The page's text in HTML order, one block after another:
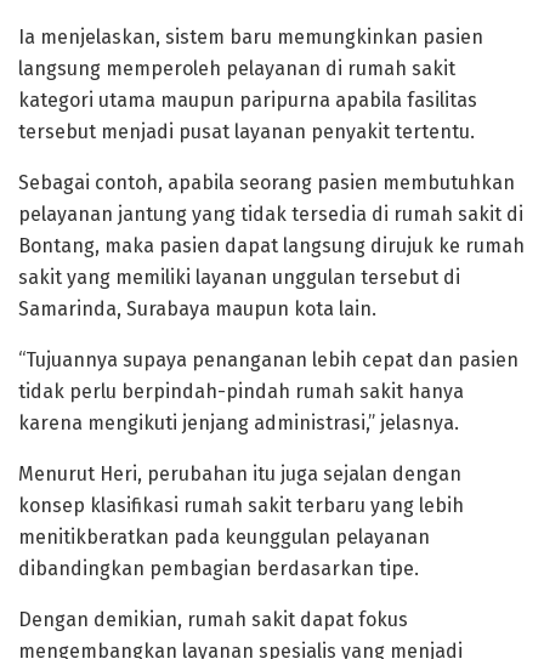
Ia menjelaskan, sistem baru memungkinkan pasien
langsung memperoleh pelayanan di rumah sakit
kategori utama maupun paripurna apabila fasilitas
tersebut menjadi pusat layanan penyakit tertentu.
Sebagai contoh, apabila seorang pasien membutuhkan
pelayanan jantung yang tidak tersedia di rumah sakit di
Bontang, maka pasien dapat langsung dirujuk ke rumah
sakit yang memiliki layanan unggulan tersebut di
Samarinda, Surabaya maupun kota lain.
“Tujuannya supaya penanganan lebih cepat dan pasien
tidak perlu berpindah-pindah rumah sakit hanya
karena mengikuti jenjang administrasi,” jelasnya.
Menurut Heri, perubahan itu juga sejalan dengan
konsep klasifikasi rumah sakit terbaru yang lebih
menitikberatkan pada keunggulan pelayanan
dibandingkan pembagian berdasarkan tipe.
Dengan demikian, rumah sakit dapat fokus
mengembangkan layanan spesialis yang menjadi